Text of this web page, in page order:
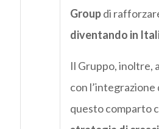
Groupdi
diventando in
Il Gruppo, inoltre,
con
questo comparto